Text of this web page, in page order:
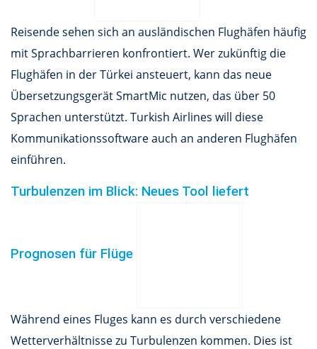
Reisende sehen sich an ausländischen Flughäfen häufig
mit Sprachbarrieren konfrontiert. Wer zukünftig die
Flughäfen in der Türkei ansteuert, kann das neue
Übersetzungsgerät SmartMic nutzen, das über 50
Sprachen unterstützt. Turkish Airlines will diese
Kommunikationssoftware auch an anderen Flughäfen
einführen.
Turbulenzen im Blick: Neues Tool liefert
Prognosen für Flüge
Während eines Fluges kann es durch verschiedene
Wetterverhältnisse zu Turbulenzen kommen. Dies ist